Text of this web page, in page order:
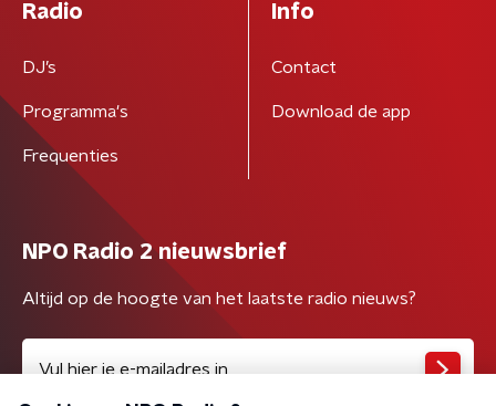
Radio
DJ’s
Programma's
Frequenties
Info
Contact
Download de app
NPO Radio 2 nieuwsbrief
Altijd op de hoogte van het laatste radio nieuws?